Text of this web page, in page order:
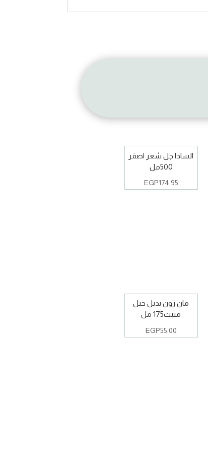
السادا جل شعر اصفر
500مل
EGP174.95
مان زون بديل جيل
مثبت175 مل
EGP55.00